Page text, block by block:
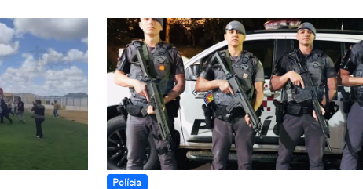
Polícia